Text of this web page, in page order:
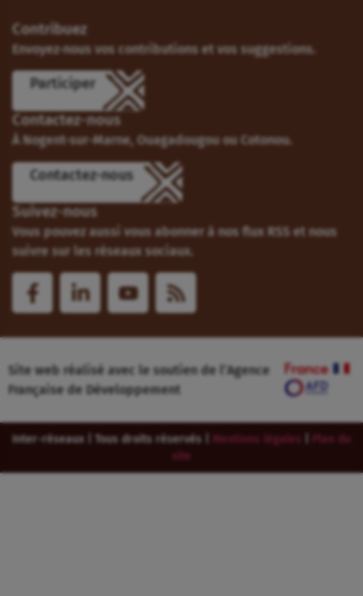
Contribuez
Envoyez-nous vos contributions et vos suggestions.
Participer
Contactez-nous
À Nogent-sur-Marne, Ouagadougou ou Cotonou.
Contactez-nous
Suivez-nous
Vous pouvez aussi vous abonner à nos flux RSS et nous
suivre sur les réseaux sociaux.
Site web réalisé avec le soutien de l’Agence
Française de Développement
Inter-réseaux | Tous droits réservés | Mentions légales
Plan du
site